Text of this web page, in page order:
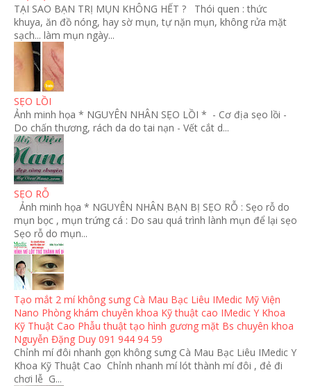
TẠI SAO BẠN TRỊ MỤN KHÔNG HẾT ? Thói quen : thức
khuya, ăn đồ nóng, hay sờ mụn, tự nặn mụn, không rửa mặt
sạch... làm mụn ngày...
SẸO LỒI
Ảnh minh họa * NGUYÊN NHÂN SẸO LỒI * - Cơ địa sẹo lồi -
Do chấn thương, rách da do tai nạn - Vết cắt d...
SẸO RỖ
Ảnh minh họa * NGUYÊN NHÂN BẠN BỊ SẸO RỖ : Sẹo rỗ do
mụn bọc , mụn trứng cá : Do sau quá trình lành mụn để lại sẹo
Sẹo rỗ do mụn...
Tạo mắt 2 mí không sưng Cà Mau Bạc Liêu IMedic Mỹ Viện
Nano Phòng khám chuyên khoa Kỹ thuật cao IMedic Y Khoa
Kỹ Thuật Cao Phẫu thuật tạo hình gương mặt Bs chuyên khoa
Nguyễn Đặng Duy 091 944 94 59
Chỉnh mí đôi nhanh gọn không sưng Cà Mau Bạc Liêu IMedic Y
Khoa Kỹ Thuật Cao Chỉnh nhanh mí lót thành mí đôi , đẻ đi
chơi lễ G...